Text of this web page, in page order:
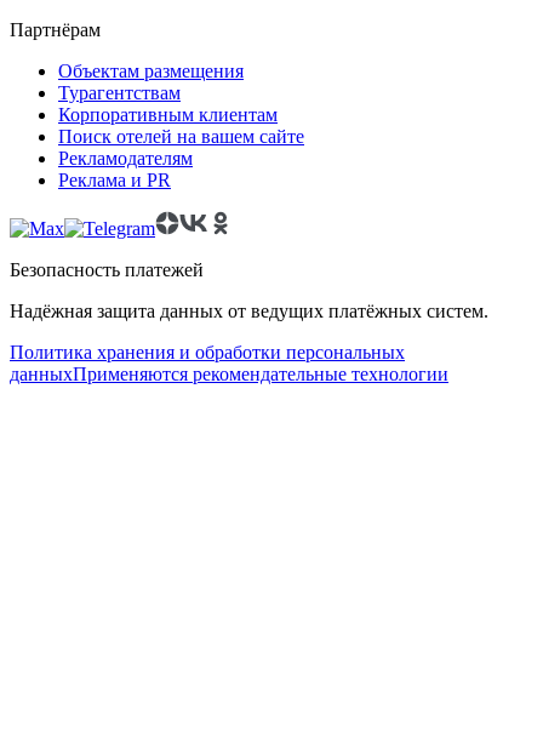
Партнёрам
Объектам размещения
Турагентствам
Корпоративным клиентам
Поиск отелей на вашем сайте
Рекламодателям
Реклама и PR
Безопасность платежей
Надёжная защита данных от ведущих платёжных систем.
Политика хранения и обработки персональных
данныхПрименяются рекомендательные технологии